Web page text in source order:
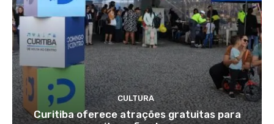
CULTURA
Curitiba oferece atrações gratuitas para